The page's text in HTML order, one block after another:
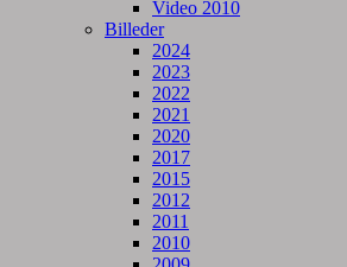
Video 2010
Billeder
2024
2023
2022
2021
2020
2017
2015
2012
2011
2010